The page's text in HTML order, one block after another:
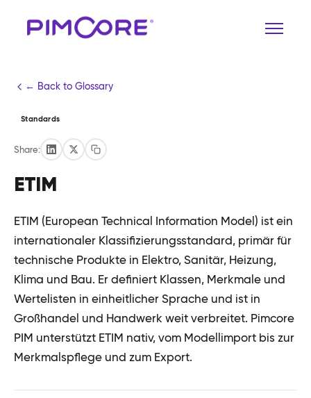
← Back to Glossary
Standards
Share:
ETIM
ETIM (European Technical Information Model) ist ein
internationaler Klassifizierungsstandard, primär für
technische Produkte in Elektro, Sanitär, Heizung,
Klima und Bau. Er definiert Klassen, Merkmale und
Wertelisten in einheitlicher Sprache und ist in
Großhandel und Handwerk weit verbreitet. Pimcore
PIM unterstützt ETIM nativ, vom Modellimport bis zur
Merkmalspflege und zum Export.